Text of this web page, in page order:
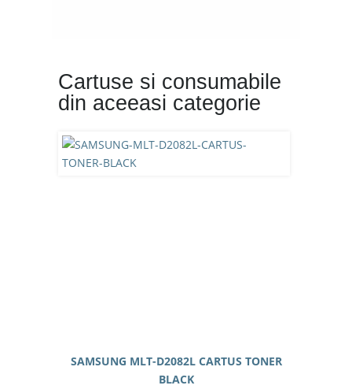
Cartuse si consumabile
din aceeasi categorie
SAMSUNG MLT-D2082L CARTUS TONER
BLACK